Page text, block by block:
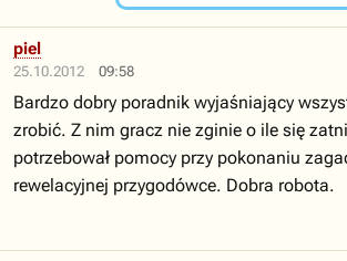
25.10.2012 09:58
piel
Bardzo dobry poradnik wyjaśniający
zrobić. Z nim gracz nie zginie o ile się
potrzebował pomocy przy pokonaniu
rewelacyjnej przygodówce. Dobra robota.